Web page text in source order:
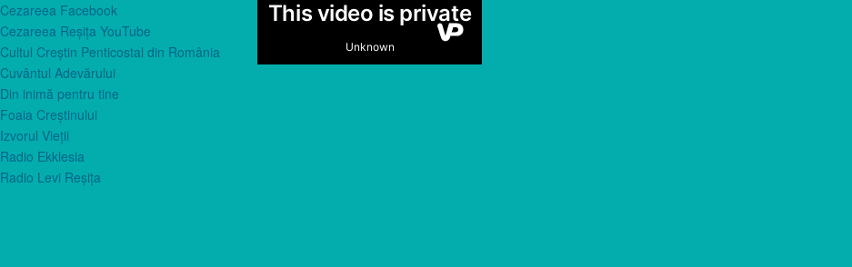
Cezareea Facebook
Cezareea Reşiţa YouTube
Cultul Creştin Penticostal din România
Cuvântul Adevărului
Din inimă pentru tine
Foaia Creştinului
Izvorul Vieţii
Radio Ekklesia
Radio Levi Reşiţa